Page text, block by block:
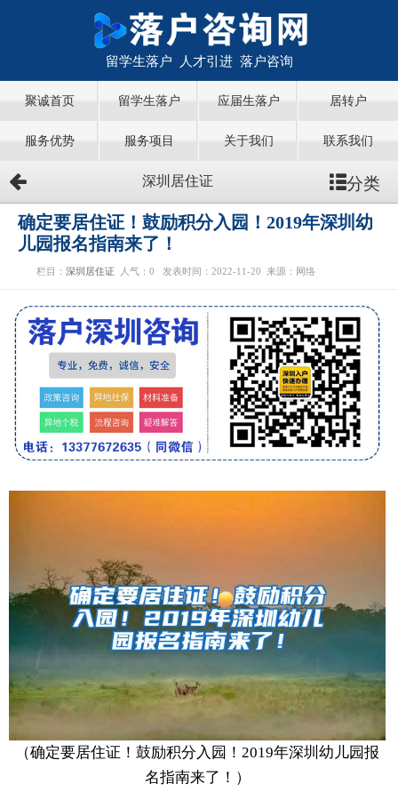
留学生落户 人才引进 落户咨询
聚诚首页 留学生落户 应届生落户 居转户
服务优势 服务项目 关于我们 联系我们
深圳居住证 分类
确定要居住证！鼓励积分入园！2019年深圳幼
儿园报名指南来了！
栏目： 深圳居住证 人气： 0 发表时间：2022-11-20 来源：网络
（确定要居住证！鼓励积分入园！2019年深圳幼儿园报
名指南来了！）